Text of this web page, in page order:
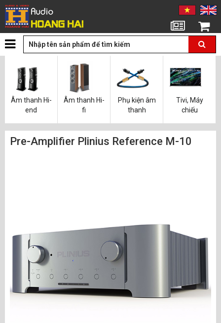
Giỏ hàng
Âm thanh Hi-
end
Âm thanh Hi-
fi
Phụ kiện âm
thanh
Tivi, Máy
chiếu
Pre-Amplifier Plinius Reference M-10